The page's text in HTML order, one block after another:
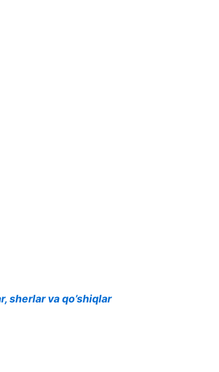
sherlar va qo’shiqlar